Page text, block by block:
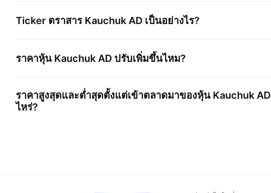
Ticker ตราสาร Kauchuk AD เป็นอย่างไร?
ราคาหุ้น Kauchuk AD ปรับเพิ่มขึ้นไหม?
ราคาสูงสุดและต่ำสุดตั้งแต่เข้าตลาดมาของหุ้น Kauchuk AD
ไหร่?